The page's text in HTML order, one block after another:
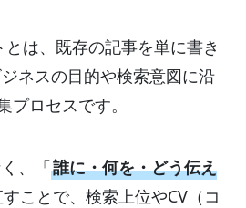
は、既存の記事を単に書き
ネスの目的や検索意図に沿
プロセスです。
、「誰に・何を・どう伝え
ことで、検索上位やCV（コ